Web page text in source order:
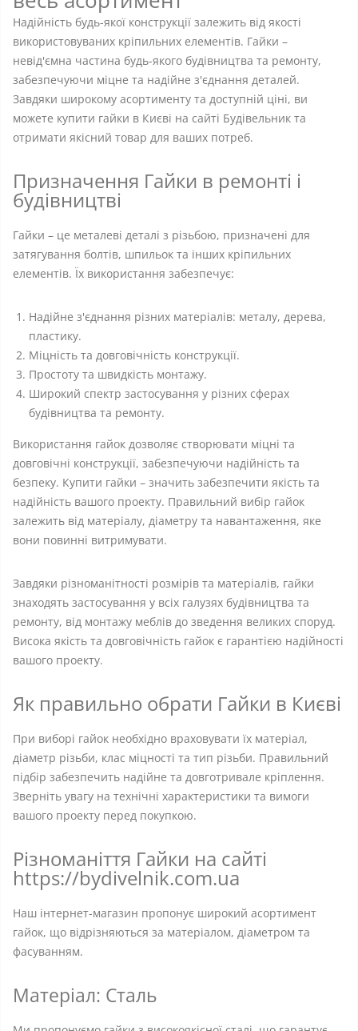
Надійність будь-якої конструкції залежить від якості
використовуваних кріпильних елементів. Гайки –
невід'ємна частина будь-якого будівництва та ремонту,
забезпечуючи міцне та надійне з'єднання деталей.
Завдяки широкому асортименту та доступній ціні, ви
можете купити гайки в Києві на сайті Будівельник та
отримати якісний товар для ваших потреб.
Призначення Гайки в ремонті і
будівництві
Гайки – це металеві деталі з різьбою, призначені для
затягування болтів, шпильок та інших кріпильних
елементів. Їх використання забезпечує:
Надійне з'єднання різних матеріалів: металу, дерева,
пластику.
Міцність та довговічність конструкції.
Простоту та швидкість монтажу.
Широкий спектр застосування у різних сферах
будівництва та ремонту.
Використання гайок дозволяє створювати міцні та
довговічні конструкції, забезпечуючи надійність та
безпеку. Купити гайки – значить забезпечити якість та
надійність вашого проекту. Правильний вибір гайок
залежить від матеріалу, діаметру та навантаження, яке
вони повинні витримувати.
Завдяки різноманітності розмірів та матеріалів, гайки
знаходять застосування у всіх галузях будівництва та
ремонту, від монтажу меблів до зведення великих споруд.
Висока якість та довговічність гайок є гарантією надійності
вашого проекту.
Як правильно обрати Гайки в Києві
При виборі гайок необхідно враховувати їх матеріал,
діаметр різьби, клас міцності та тип різьби. Правильний
підбір забезпечить надійне та довготривале кріплення.
Зверніть увагу на технічні характеристики та вимоги
вашого проекту перед покупкою.
Різноманіття Гайки на сайті
https://bydivelnik.com.ua
Наш інтернет-магазин пропонує широкий асортимент
гайок, що відрізняються за матеріалом, діаметром та
фасуванням.
Матеріал: Сталь